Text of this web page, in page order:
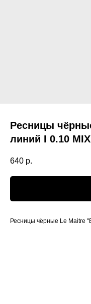
Ресницы
линий I 0.10
640 р.
Ресницы чёрные Le Maitre